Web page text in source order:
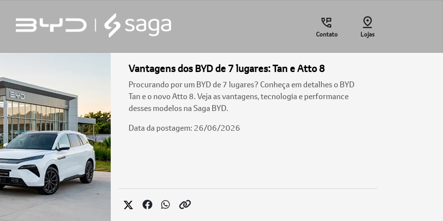
Contato Lojas
Vantagens dos BYD de 7 lugares: Tan e Atto 8
Procurando por um BYD de 7 lugares? Conheça em detalhes o BYD
Tan e o novo Atto 8. Veja as vantagens, tecnologia e performance
desses modelos na Saga BYD.
Data da postagem: 26/06/2026